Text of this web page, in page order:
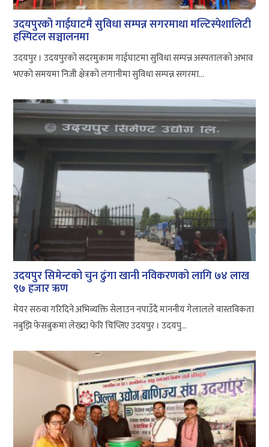
उदयपुरको गाईघाटमै सुविधा सम्पन्न सगरमाथा मल्टिस्पेशालिटी
हस्पिटल सञ्चालनमा
उदयपुर । उदयपुरको सदरमुकाम गाईघाटमा सुविधा सम्पन्न अस्पतालको अभाव
भएको समयमा निजी क्षेत्रको लगानीमा सुविधा सम्पन्न सगरमा...
उदयपुर सिमेन्टको चुन ढुंगा खानी नविकरणको लागि ७४ लाख
९७ हजार ऋण
मेयर सरुवा गरिदिने अभिव्यक्ति सेलाउन नपाउँदै माननीय गेलालले वास्तविकता
नबुझि फेसबुकमा लेख्दा फेरि चिप्लिए उदयपुर । उदयपु...